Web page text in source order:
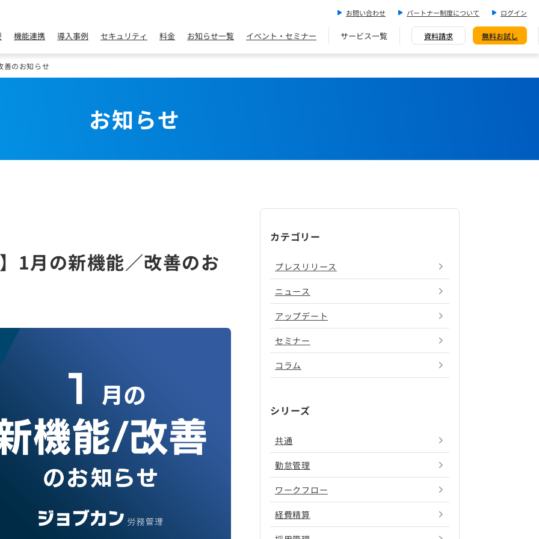
お問い合わせ パートナー制度について ログイン
機能連携 導入事例 セキュリティ 料金 お知らせ一覧 イベント・セミナー サービス一覧 資料請求 無料お試し
善のお知らせ
お知らせ
1月の新機能／改善のお
カテゴリー
プレスリリース
ニュース
アップデート
セミナー
コラム
シリーズ
共通
勤怠管理
ワークフロー
経費精算